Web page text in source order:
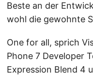
Beste an der
wohl die gewohnte
One for all, sprich
Phone 7 Developer
Expression Blend 4